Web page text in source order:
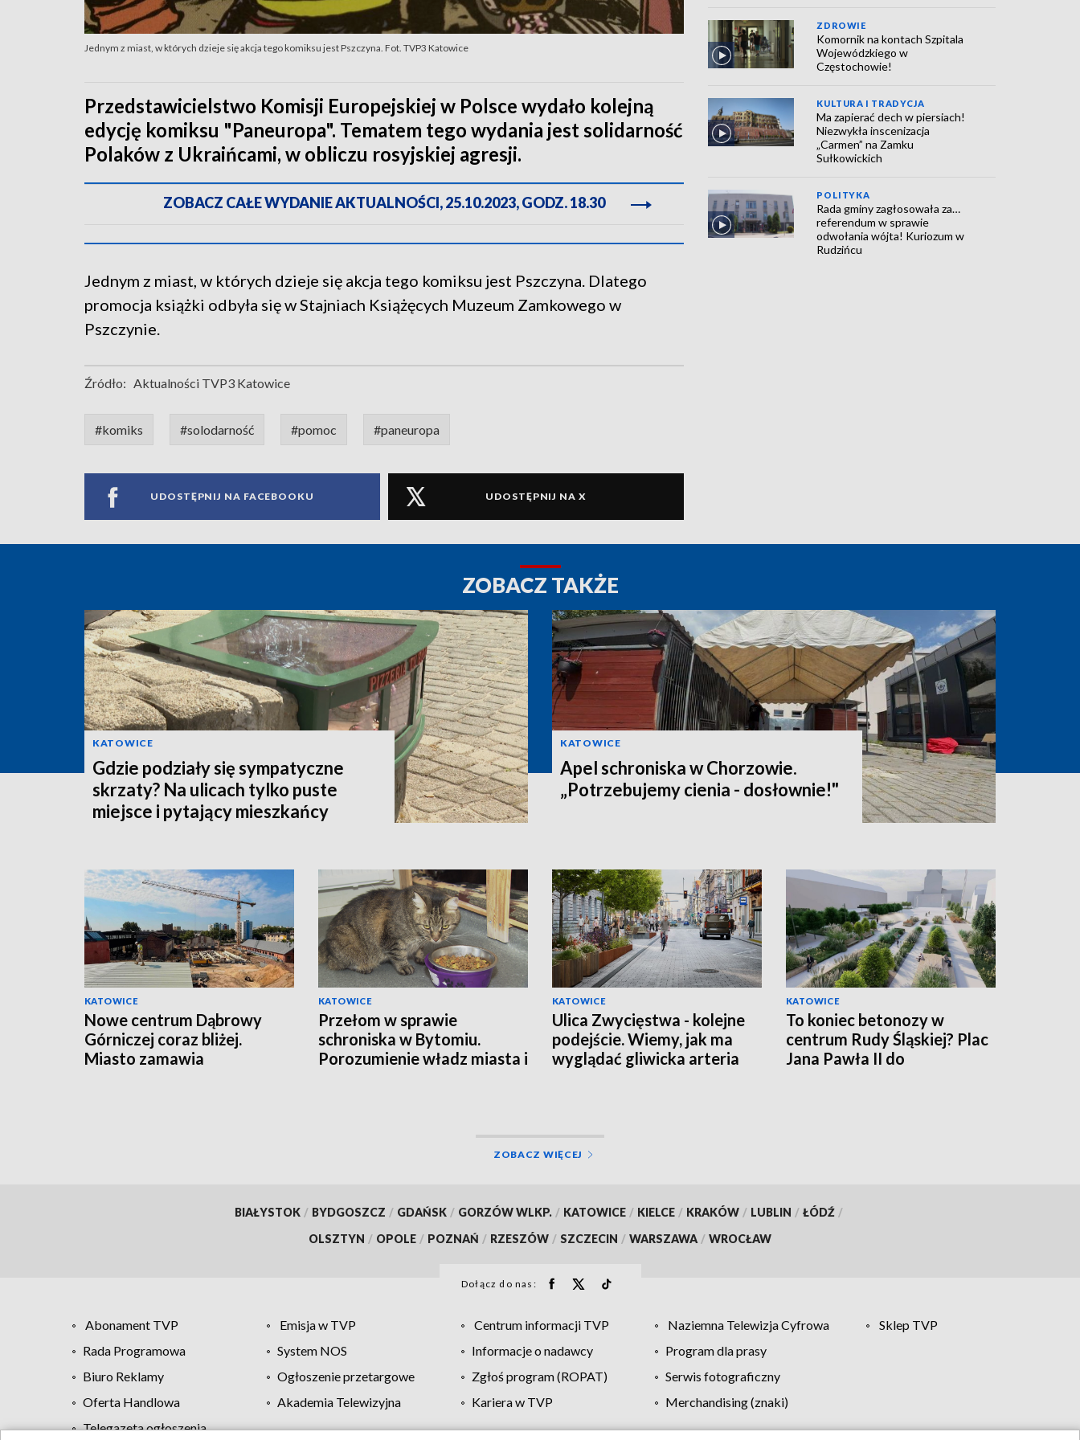
Jednym z miast, w których dzieje się akcja tego komiksu jest Pszczyna. Fot. TVP3 Katowice
Przedstawicielstwo Komisji Europejskiej w Polsce wydało kolejną
edycję komiksu "Paneuropa". Tematem tego wydania jest solidarność
Polaków z Ukraińcami, w obliczu rosyjskiej agresji.
ZOBACZ CAŁE WYDANIE AKTUALNOŚCI, 25.10.2023, GODZ. 18.30
Jednym z miast, w których dzieje się akcja tego komiksu jest Pszczyna. Dlatego
promocja książki odbyła się w Stajniach Książęcych Muzeum Zamkowego w
Pszczynie.
Źródło: Aktualności TVP3 Katowice
#komiks #solodarność #pomoc #paneuropa
UDOSTĘPNIJ NA FACEBOOKU UDOSTĘPNIJ NA X
ZDROWIE
Komornik na kontach Szpitala
Wojewódzkiego w
Częstochowie!
KULTURA I TRADYCJA
Ma zapierać dech w piersiach!
Niezwykła inscenizacja
„Carmen” na Zamku
Sułkowickich
POLITYKA
Rada gminy zagłosowała za…
referendum w sprawie
odwołania wójta! Kuriozum w
Rudzińcu
ZOBACZ TAKŻE
KATOWICE
Gdzie podziały się sympatyczne
skrzaty? Na ulicach tylko puste
miejsce i pytający mieszkańcy
KATOWICE
Apel schroniska w Chorzowie.
„Potrzebujemy cienia - dosłownie!"
KATOWICE
Nowe centrum Dąbrowy
Górniczej coraz bliżej.
Miasto zamawia
KATOWICE
Przełom w sprawie
schroniska w Bytomiu.
Porozumienie władz miasta i
KATOWICE
Ulica Zwycięstwa - kolejne
podejście. Wiemy, jak ma
wyglądać gliwicka arteria
KATOWICE
To koniec betonozy w
centrum Rudy Śląskiej? Plac
Jana Pawła II do
ZOBACZ WIĘCEJ
BIAŁYSTOK / BYDGOSZCZ / GDAŃSK / GORZÓW WLKP. / KATOWICE / KIELCE / KRAKÓW / LUBLIN / ŁÓDŹ /
OLSZTYN / OPOLE / POZNAŃ / RZESZÓW / SZCZECIN / WARSZAWA / WROCŁAW
Dołącz do nas:
Abonament TVP Emisja w TVP Centrum informacji TVP Naziemna Telewizja Cyfrowa
Sklep TVP
Rada Programowa
System NOS Informacje o nadawcy
Program dla prasy
Biuro Reklamy
Ogłoszenie przetargowe Zgłoś program (ROPAT)
Serwis fotograficzny
Oferta Handlowa
Akademia Telewizyjna Kariera w TVP
Merchandising (znaki)
Telegazeta ogłoszenia